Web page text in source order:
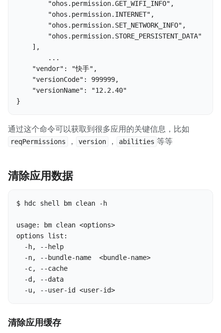
        "ohos.permission.GET_WIFI_INFO",
        "ohos.permission.INTERNET",
        "ohos.permission.SET_NETWORK_INFO",
        "ohos.permission.STORE_PERSISTENT_DATA"
    ],
        ...
    "vendor": "快手",
    "versionCode": 999999,
    "versionName": "12.2.40"
}
通过这个命令可以获取到很多应用的关键信息，比如
reqPermissions ， version ， abilities 等等
清除应用数据
$ hdc shell bm clean -h
usage: bm clean <options>
options list:
-h, --help
-n, --bundle-name  <bundle-name>
-c, --cache
-d, --data
-u, --user-id <user-id>
清除应用缓存